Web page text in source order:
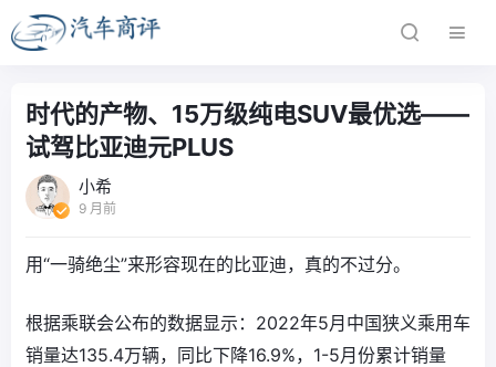
时代的产物、15万级纯电SUV最优选——
试驾比亚迪元PLUS
小希
9 月前
用“一骑绝尘”来形容现在的比亚迪，真的不过分。
根据乘联会公布的数据显示：2022年5月中国狭义乘用车
销量达135.4万辆，同比下降16.9%，1-5月份累计销量